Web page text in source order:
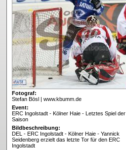
Fotograf:
Stefan Bösl | www.kbumm.de
Event:
ERC Ingolstadt - Kölner Haie - Letztes Spiel der
Saison
Bildbeschreibung:
DEL - ERC Ingolstadt - Kölner Haie - Yannick
Seidenberg erzielt das letzte Tor für den ERC
Ingolstadt